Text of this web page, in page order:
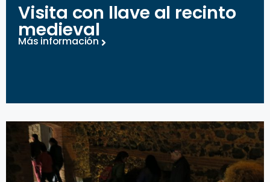
Visita con llave al recinto
medieval
Más información